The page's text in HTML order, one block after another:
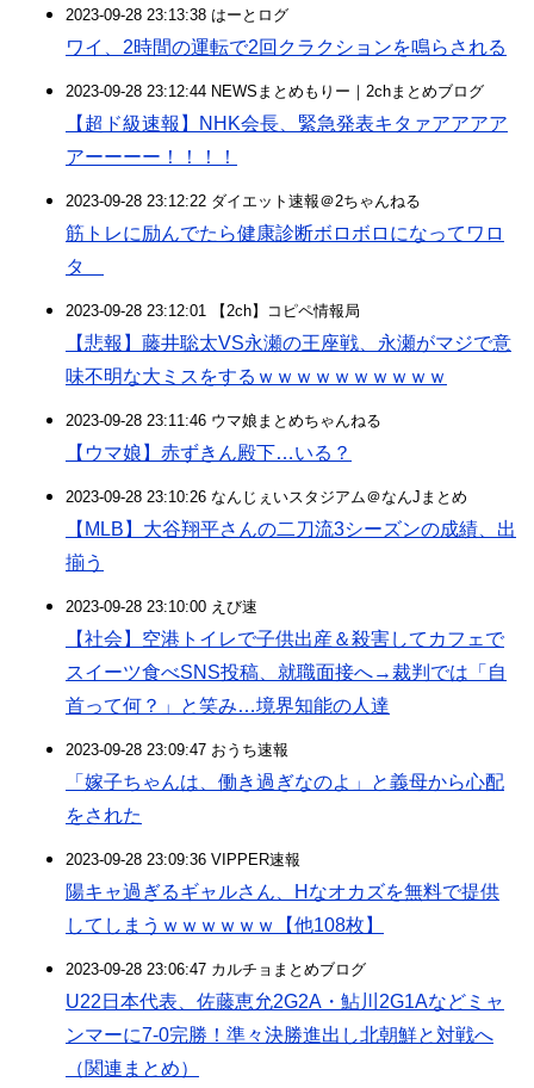
2023-09-28 23:13:38 はーとログ
ワイ、2時間の運転で2回クラクションを鳴らされる
2023-09-28 23:12:44 NEWSまとめもりー｜2chまとめブログ
【超ド級速報】NHK会長、緊急発表キタァアアアア
アーーーー！！！！
2023-09-28 23:12:22 ダイエット速報＠2ちゃんねる
筋トレに励んでたら健康診断ボロボロになってワロ
タ
2023-09-28 23:12:01 【2ch】コピペ情報局
【悲報】藤井聡太VS永瀬の王座戦、永瀬がマジで意
味不明な大ミスをするｗｗｗｗｗｗｗｗｗｗ
2023-09-28 23:11:46 ウマ娘まとめちゃんねる
【ウマ娘】赤ずきん殿下…いる？
2023-09-28 23:10:26 なんじぇいスタジアム＠なんJまとめ
【MLB】大谷翔平さんの二刀流3シーズンの成績、出
揃う
2023-09-28 23:10:00 えび速
【社会】空港トイレで子供出産＆殺害してカフェで
スイーツ食べSNS投稿、就職面接へ→裁判では「自
首って何？」と笑み…境界知能の人達
2023-09-28 23:09:47 おうち速報
「嫁子ちゃんは、働き過ぎなのよ」と義母から心配
をされた
2023-09-28 23:09:36 VIPPER速報
陽キャ過ぎるギャルさん、Hなオカズを無料で提供
してしまうｗｗｗｗｗｗ【他108枚】
2023-09-28 23:06:47 カルチョまとめブログ
U22日本代表、佐藤恵允2G2A・鮎川2G1Aなどミャ
ンマーに7-0完勝！準々決勝進出し北朝鮮と対戦へ
（関連まとめ）